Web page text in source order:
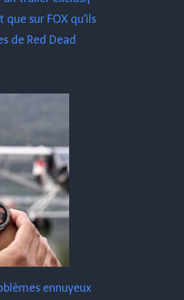
que sur FOX qu'ils
de Red Dead
ennuyeux